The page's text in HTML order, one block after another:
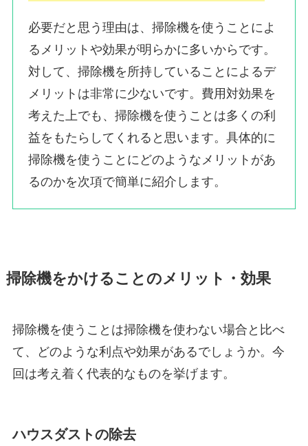
必要だと思う理由は、掃除機を使うことによ
るメリットや効果が明らかに多いからです。
対して、掃除機を所持していることによるデ
メリットは非常に少ないです。費用対効果を
考えた上でも、掃除機を使うことは多くの利
益をもたらしてくれると思います。具体的に
掃除機を使うことにどのようなメリットがあ
るのかを次項で簡単に紹介します。
掃除機をかけることのメリット・効果
掃除機を使うことは掃除機を使わない場合と比べ
て、どのような利点や効果があるでしょうか。今
回は考え着く代表的なものを挙げます。
ハウスダストの除去